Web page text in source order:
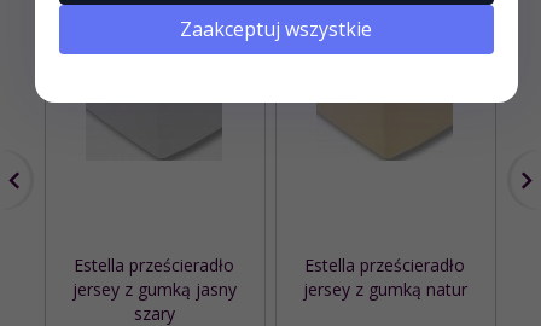
Estella prześcieradło
jersey z gumką jasny
szary
Estella prześcieradło
jersey z gumką natur
Zaakceptuj wszystkie